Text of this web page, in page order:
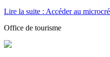
Lire la suite : Accéder au
Office de tourisme